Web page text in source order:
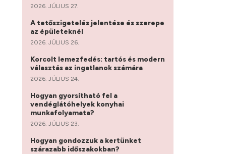
2026. JÚLIUS 27.
A tetőszigetelés jelentése és szerepe
az épületeknél
2026. JÚLIUS 26.
Korcolt lemezfedés: tartós és modern
választás az ingatlanok számára
2026. JÚLIUS 24.
Hogyan gyorsítható fel a
vendéglátóhelyek konyhai
munkafolyamata?
2026. JÚLIUS 23.
Hogyan gondozzuk a kertünket
szárazabb időszakokban?